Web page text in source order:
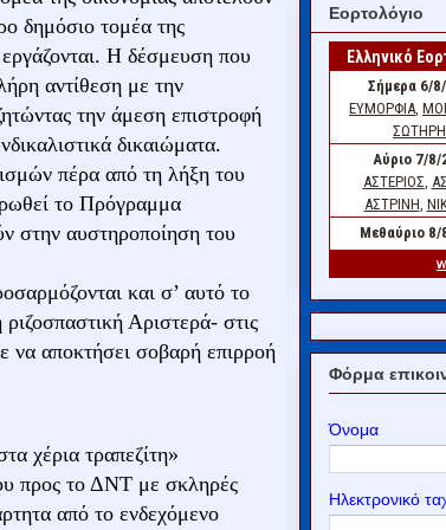
δημόσιο τομέα της
Η δέσμευση που
αντίθεση με την
την άμεση επιστροφή
δικαιώματα.
πέρα από τη λήξη του
το Πρόγραμμα
στην αυστηροποίηση του
και σ’ αυτό το
ριζοσπαστική Αριστερά- στις
να αποκτήσει σοβαρή επιρροή
χέρια τραπεζίτη»
προς το ΔΝΤ με σκληρές
από το ενδεχόμενο
Εορτολόγιο
Φόρμα
Όνομα
Ηλεκτρονικό